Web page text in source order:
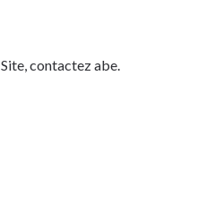
contactez abe.